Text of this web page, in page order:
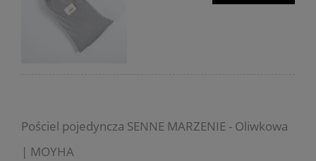
Pościel pojedyncza SENNE MARZENIE - Oliwkowa
| MOYHA